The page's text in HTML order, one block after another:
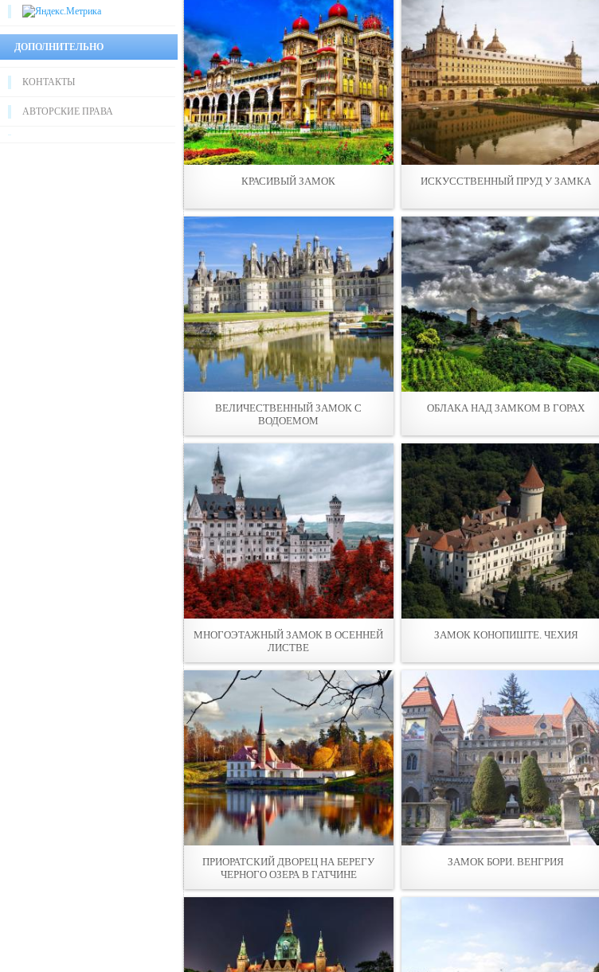
ДОПОЛНИТЕЛЬНО
КОНТАКТЫ
АВТОРСКИЕ ПРАВА
КРАСИВЫЙ ЗАМОК ИСКУССТВЕННЫЙ ПРУД У ЗАМКА
ВЕЛИЧЕСТВЕННЫЙ ЗАМОК С
ВОДОЕМОМ
ОБЛАКА НАД ЗАМКОМ В ГОРАХ
МНОГОЭТАЖНЫЙ ЗАМОК В ОСЕННЕЙ
ЛИСТВЕ
ЗАМОК КОНОПИШТЕ. ЧЕХИЯ
ПРИОРАТСКИЙ ДВОРЕЦ НА БЕРЕГУ
ЧЕРНОГО ОЗЕРА В ГАТЧИНЕ
ЗАМОК БОРИ. ВЕНГРИЯ